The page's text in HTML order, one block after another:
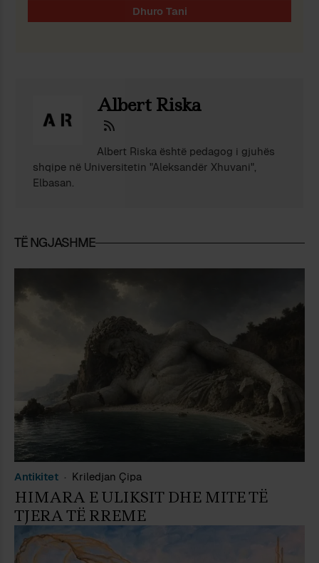
Albert Riska
Albert Riska është pedagog i gjuhës
shqipe në Universitetin "Aleksandër Xhuvani",
Elbasan.
TË NGJASHME
Antikitet Kriledjan Çipa
HIMARA E ULIKSIT DHE MITE TË
TJERA TË RREME